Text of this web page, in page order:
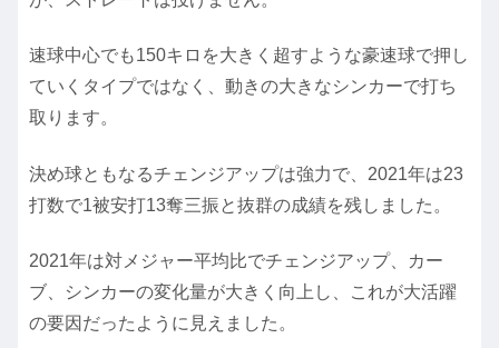
速球中心でも150キロを大きく超すような豪速球で押し
ていくタイプではなく、動きの大きなシンカーで打ち
取ります。
決め球ともなるチェンジアップは強力で、2021年は23
打数で1被安打13奪三振と抜群の成績を残しました。
2021年は対メジャー平均比でチェンジアップ、カー
ブ、シンカーの変化量が大きく向上し、これが大活躍
の要因だったように見えました。